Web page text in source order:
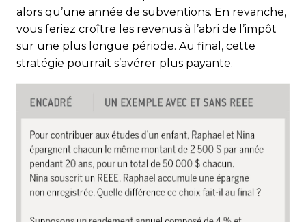
alors qu’une année de subventions. En revanche,
vous feriez croître les revenus à l’abri de l’impôt
sur une plus longue période. Au final, cette
stratégie pourrait s’avérer plus payante.